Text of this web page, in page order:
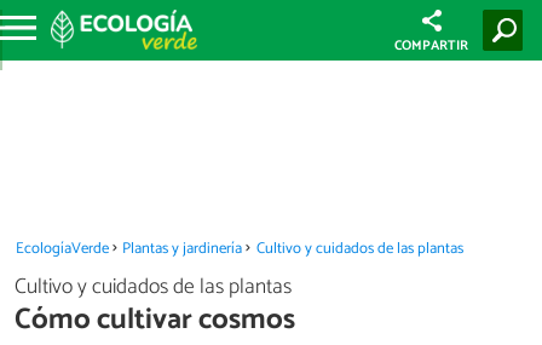
COMPARTIR
EcologíaVerde Plantas y jardinería Cultivo y cuidados de las plantas
Cultivo y cuidados de las plantas
Cómo cultivar cosmos